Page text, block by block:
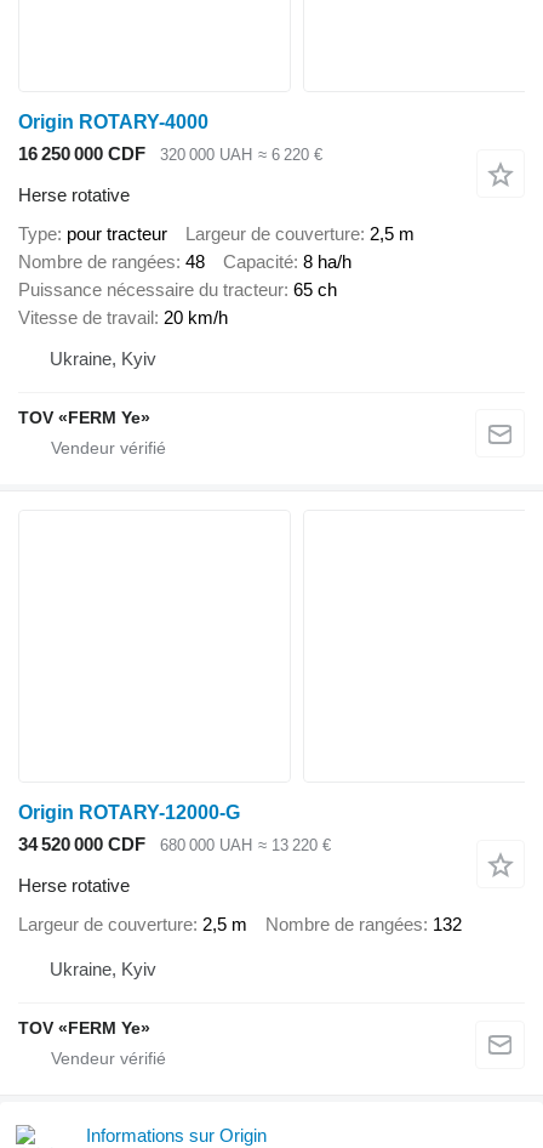
Origin ROTARY-4000
16 250 000 CDF
320 000 UAH ≈ 6 220 €
Herse rotative
Type pour tracteur Largeur de couverture 2,5 m
Nombre de rangées 48 Capacité 8 ha/h
Puissance nécessaire du tracteur 65 ch
Vitesse de travail 20 km/h
Ukraine, Kyiv
TOV «FERM Ye»
Origin ROTARY-12000-G
34 520 000 CDF
680 000 UAH ≈ 13 220 €
Herse rotative
Largeur de couverture 2,5 m Nombre de rangées 132
Ukraine, Kyiv
TOV «FERM Ye»
Informations sur Origin